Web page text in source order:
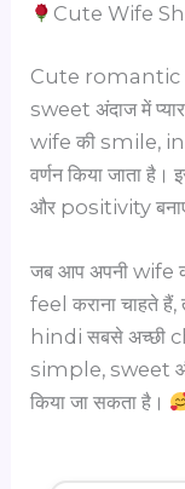
Cute Wife
Cute romantic
sweet अंदाज में
wife की smile,
वर्णन किया जाता
और positivity
जब आप अपनी wife
feel कराना चाहते
hindi सबसे अच्छी
simple, sweet
किया जा सकता है।